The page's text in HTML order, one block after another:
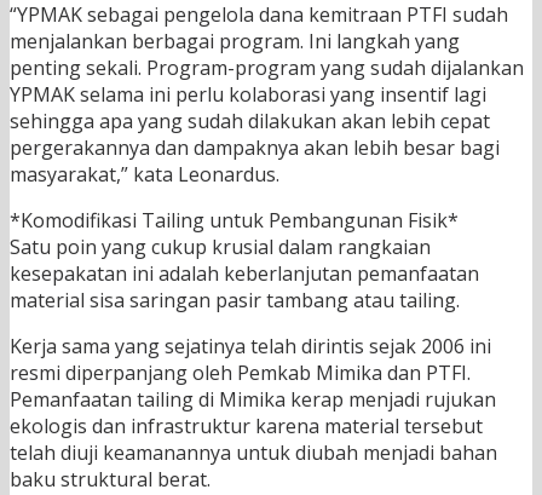
“YPMAK sebagai pengelola dana kemitraan PTFI sudah
menjalankan berbagai program. Ini langkah yang
penting sekali. Program-program yang sudah dijalankan
YPMAK selama ini perlu kolaborasi yang insentif lagi
sehingga apa yang sudah dilakukan akan lebih cepat
pergerakannya dan dampaknya akan lebih besar bagi
masyarakat,” kata Leonardus.
*Komodifikasi Tailing untuk Pembangunan Fisik*
Satu poin yang cukup krusial dalam rangkaian
kesepakatan ini adalah keberlanjutan pemanfaatan
material sisa saringan pasir tambang atau tailing.
Kerja sama yang sejatinya telah dirintis sejak 2006 ini
resmi diperpanjang oleh Pemkab Mimika dan PTFI.
Pemanfaatan tailing di Mimika kerap menjadi rujukan
ekologis dan infrastruktur karena material tersebut
telah diuji keamanannya untuk diubah menjadi bahan
baku struktural berat.